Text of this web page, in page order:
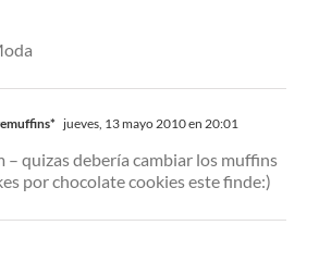
jueves, 13 mayo 2010 en 20:01
– quizas debería cambiar los muffins
por chocolate cookies este finde:)